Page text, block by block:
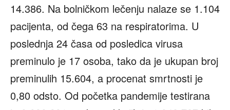
14.386. Na bolničkom lečenju nalaze se 1.104
pacijenta, od čega 63 na respiratorima. U
poslednja 24 časa od posledica virusa
preminulo je 17 osoba, tako da je ukupan broj
preminulih 15.604, a procenat smrtnosti je
0,80 odsto. Od početka pandemije testirana